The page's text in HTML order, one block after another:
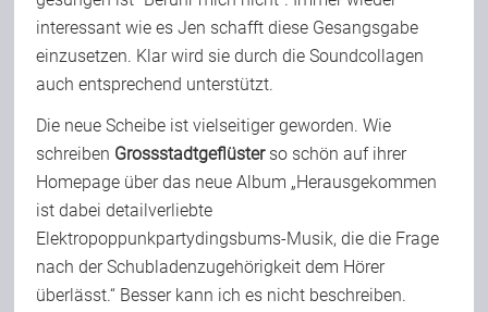
interessant wie es Jen schafft diese Gesangsgabe
einzusetzen. Klar wird sie durch die Soundcollagen
auch entsprechend unterstützt.
Die neue Scheibe ist vielseitiger geworden. Wie
schreiben Grossstadtgeflüsterso schön auf ihrer
Homepage über das neue Album „Herausgekommen
ist dabei detailverliebte
Elektropoppunkpartydingsbums-Musik, die die Frage
nach der Schubladenzugehörigkeit dem Hörer
überlässt.“ Besser kann ich es nicht beschreiben.